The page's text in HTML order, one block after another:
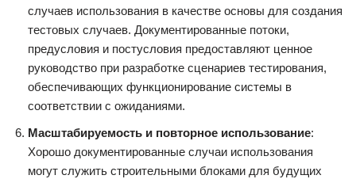
случаев использования в качестве основы для создания
тестовых случаев. Документированные потоки,
предусловия и постусловия предоставляют ценное
руководство при разработке сценариев тестирования,
обеспечивающих функционирование системы в
соответствии с ожиданиями.
Масштабируемость и повторное использование:
Хорошо документированные случаи использования
могут служить строительными блоками для будущих